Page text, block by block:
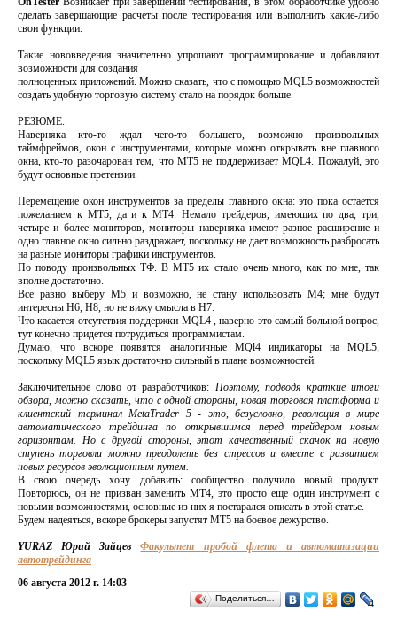
сделать завершающие расчеты после тестирования или выполнить какие-либо
свои функции.
Такие нововведения значительно упрощают программирование и добавляют
возможности для создания
полноценных приложений. Можно сказать, что с помощью MQL5 возможностей
создать удобную торговую систему стало на порядок больше.
РЕЗЮМЕ.
Наверняка кто-то ждал чего-то большего, возможно произвольных
таймфреймов, окон c инструментами, которые можно открывать вне главного
окна, кто-то разочарован тем, что MT5 не поддерживает MQL4. Пожалуй, это
будут основные претензии.
Перемещение окон инструментов за пределы главного окна: это пока остается
пожеланием к MT5, да и к MT4. Немало трейдеров, имеющих по два, три,
четыре и более мониторов, мониторы наверняка имеют разное расширение и
одно главное окно сильно раздражает, поскольку не дает возможность разбросать
на разные мониторы графики инструментов.
По поводу произвольных ТФ. В МТ5 их стало очень много, как по мне, так
вполне достаточно.
Все равно выберу M5 и возможно, не стану использовать M4; мне будут
интересны H6, H8, но не вижу смысла в H7.
Что касается отсутствия поддержки MQL4 , наверно это самый больной вопрос,
тут конечно придется потрудиться программистам.
Думаю, что вскоре появятся аналогичные MQl4 индикаторы на MQL5,
поскольку MQL5 язык достаточно сильный в плане возможностей.
Заключительное слово от разработчиков: Поэтому, подводя краткие итоги
обзора, можно сказать, что с одной стороны, новая торговая платформа и
клиентский терминал MetaTrader 5 - это, безусловно, революция в мире
автоматического трейдинга по открывшимся перед трейдером новым
горизонтам. Но с другой стороны, этот качественный скачок на новую
ступень торговли можно преодолеть без стрессов и вместе с развитием
новых ресурсов эволюционным путем.
В свою очередь хочу добавить: сообщество получило новый продукт.
Повторюсь, он не призван заменить МТ4, это просто еще один инструмент с
новыми возможностями, основные из них я постарался описать в этой статье.
Будем надеяться, вскоре брокеры запустят MT5 на боевое дежурство.
YURAZ Юрий ЗайцевФакультет пробой флета и автоматизации
автотрейдинга
06 августа 2012 г. 14:03
Поделиться…